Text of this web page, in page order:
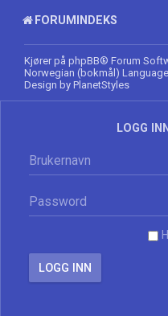
FORUMINDEKS
Kjører på phpBB® Forum
Norwegian (bokmål)
Design by PlanetStyles
LOGG INN